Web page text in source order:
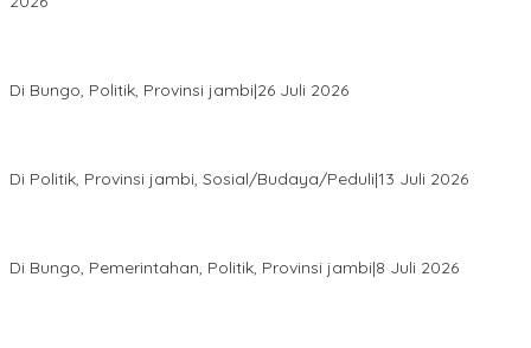
Di Bungo, Politik, Provinsi jambi|26 Juli 2026
Di Politik, Provinsi jambi, Sosial/Budaya/Peduli|13 Juli 2026
Di Bungo, Pemerintahan, Politik, Provinsi jambi|8 Juli 2026